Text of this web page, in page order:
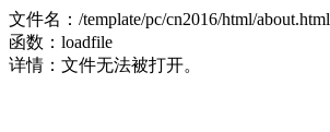
文件名：/template/pc/cn2016/html/about.html
函数：loadfile
详情：文件无法被打开。